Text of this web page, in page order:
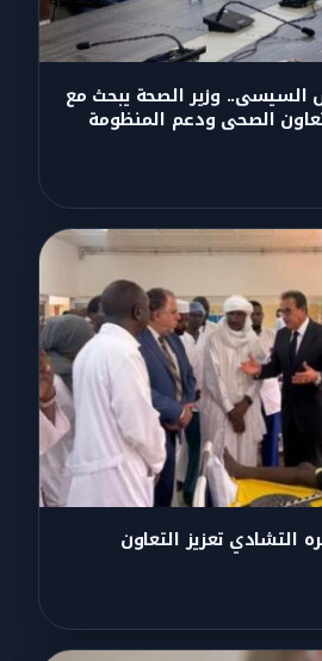
السيسى.. وزير الصحة يبحث مع
الصحى ودعم المنظومة
التشادي تعزيز التعاون